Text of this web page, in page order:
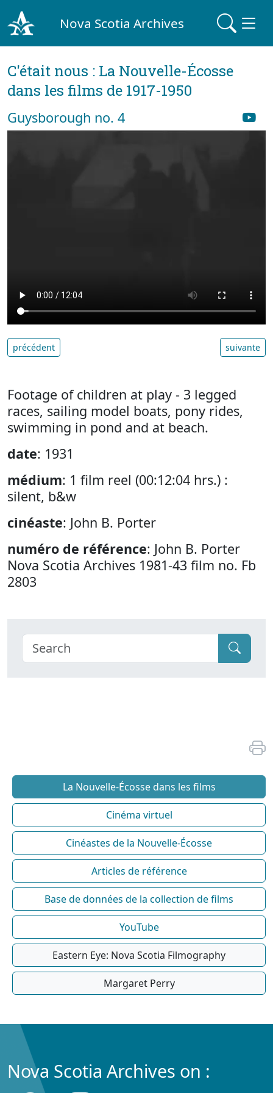
Nova Scotia Archives
C'était nous : La Nouvelle-Écosse
dans les films de 1917-1950
Guysborough no. 4
précédent suivante
Footage of children at play - 3 legged
races, sailing model boats, pony rides,
swimming in pond and at beach.
date: 1931
médium: 1 film reel (00:12:04 hrs.) :
silent, b&w
cinéaste: John B. Porter
numéro de référence: John B. Porter
Nova Scotia Archives 1981-43 film no. Fb
2803
La Nouvelle-Écosse dans les films
Cinéma virtuel
Cinéastes de la Nouvelle-Écosse
Articles de référence
Base de données de la collection de films
YouTube
Eastern Eye: Nova Scotia Filmography
Margaret Perry
Nova Scotia Archives on :